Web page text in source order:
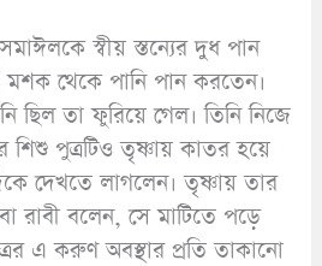
স্বীয় স্তন্যের দুধ পান
থেকে পানি পান করতেন।
ছিল তা ফুরিয়ে গেল। তিনি নিজে
শিশু পুত্রটিও তৃষ্ণায় কাতর হয়ে
দেখতে লাগলেন। তৃষ্ণায় তার
বলেন, সে মাটিতে পড়ে
এ করুণ অবস্থার প্রতি তাকানো